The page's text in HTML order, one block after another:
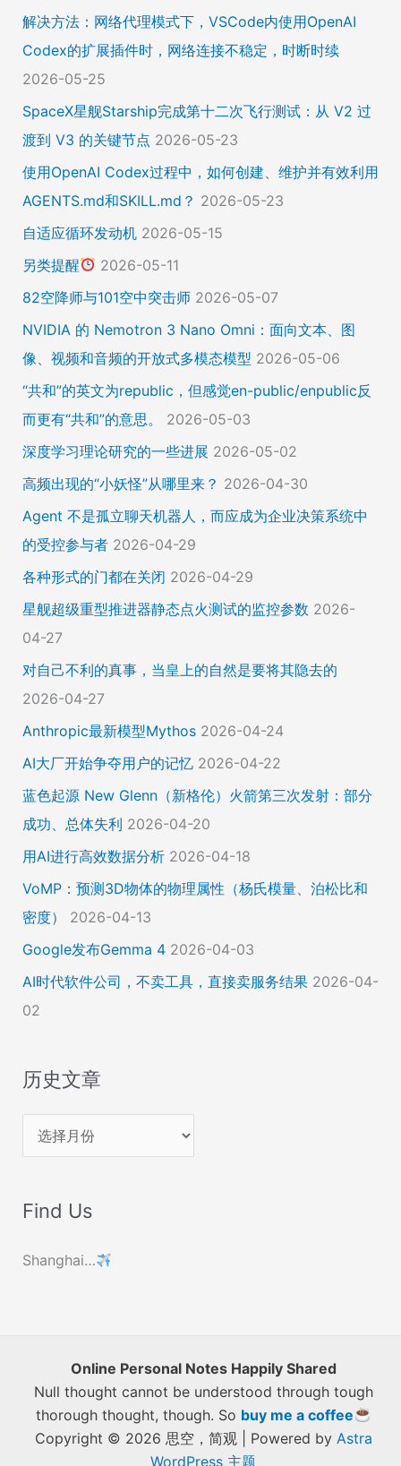
解决方法：网络代理模式下，VSCode内使用OpenAI
Codex的扩展插件时，网络连接不稳定，时断时续
2026-05-25
SpaceX星舰Starship完成第十二次飞行测试：从 V2 过
渡到 V3 的关键节点 2026-05-23
使用OpenAI Codex过程中，如何创建、维护并有效利用
AGENTS.md和SKILL.md？ 2026-05-23
自适应循环发动机 2026-05-15
另类提醒
2026-05-11
82空降师与101空中突击师 2026-05-07
NVIDIA 的 Nemotron 3 Nano Omni：面向文本、图
像、视频和音频的开放式多模态模型 2026-05-06
“共和”的英文为republic，但感觉en-public/enpublic反
而更有“共和”的意思。
2026-05-03
深度学习理论研究的一些进展 2026-05-02
高频出现的“小妖怪”从哪里来？ 2026-04-30
Agent 不是孤立聊天机器人，而应成为企业决策系统中
的受控参与者 2026-04-29
各种形式的门都在关闭 2026-04-29
星舰超级重型推进器静态点火测试的监控参数 2026-
04-27
对自己不利的真事，当皇上的自然是要将其隐去的
2026-04-27
Anthropic最新模型Mythos 2026-04-24
AI大厂开始争夺用户的记忆 2026-04-22
蓝色起源 New Glenn（新格伦）火箭第三次发射：部分
成功、总体失利 2026-04-20
用AI进行高效数据分析 2026-04-18
VoMP：预测3D物体的物理属性（杨氏模量、泊松比和
密度）
2026-04-13
Google发布Gemma 4 2026-04-03
AI时代软件公司，不卖工具，直接卖服务结果 2026-04-
02
历史文章
史
章
Find Us
Shanghai…
Online Personal Notes Happily Shared
Null thought cannot be understood through tough
thorough thought, though. So buy me a coffee
Copyright © 2026 思空，简观 | Powered by Astra
WordPress 主题